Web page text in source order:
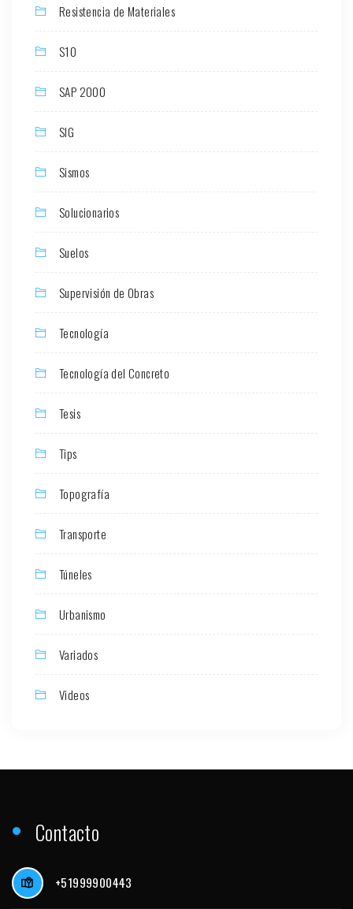
Resistencia de Materiales
S10
SAP 2000
SIG
Sismos
Solucionarios
Suelos
Supervisión de Obras
Tecnología
Tecnología del Concreto
Tesis
Tips
Topografía
Transporte
Túneles
Urbanismo
Variados
Videos
Contacto
+51999900443